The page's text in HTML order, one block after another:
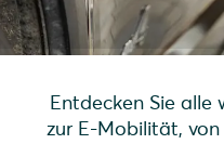
Entdecken Sie
zur E-Mobilität,